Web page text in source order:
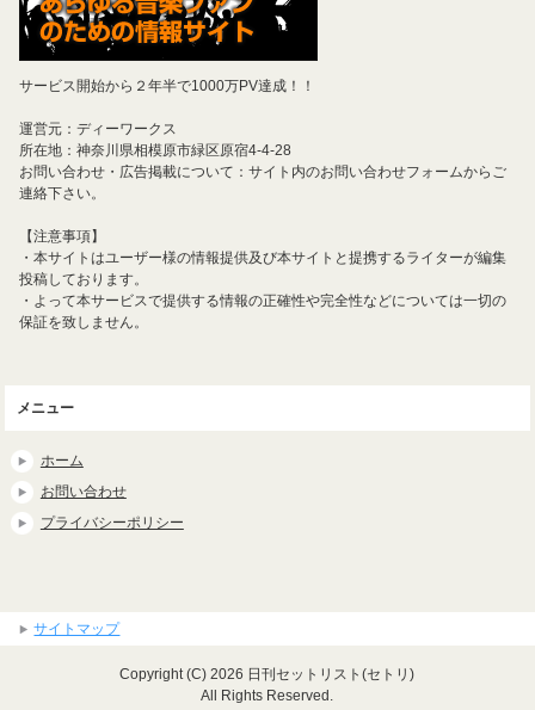
サービス開始から２年半で1000万PV達成！！
運営元：ディーワークス
所在地：神奈川県相模原市緑区原宿4-4-28
お問い合わせ・広告掲載について：サイト内のお問い合わせフォームからご
連絡下さい。
【注意事項】
・本サイトはユーザー様の情報提供及び本サイトと提携するライターが編集
投稿しております。
・よって本サービスで提供する情報の正確性や完全性などについては一切の
保証を致しません。
メニュー
ホーム
お問い合わせ
プライバシーポリシー
サイトマップ
Copyright (C) 2026 日刊セットリスト(セトリ)
All Rights Reserved.